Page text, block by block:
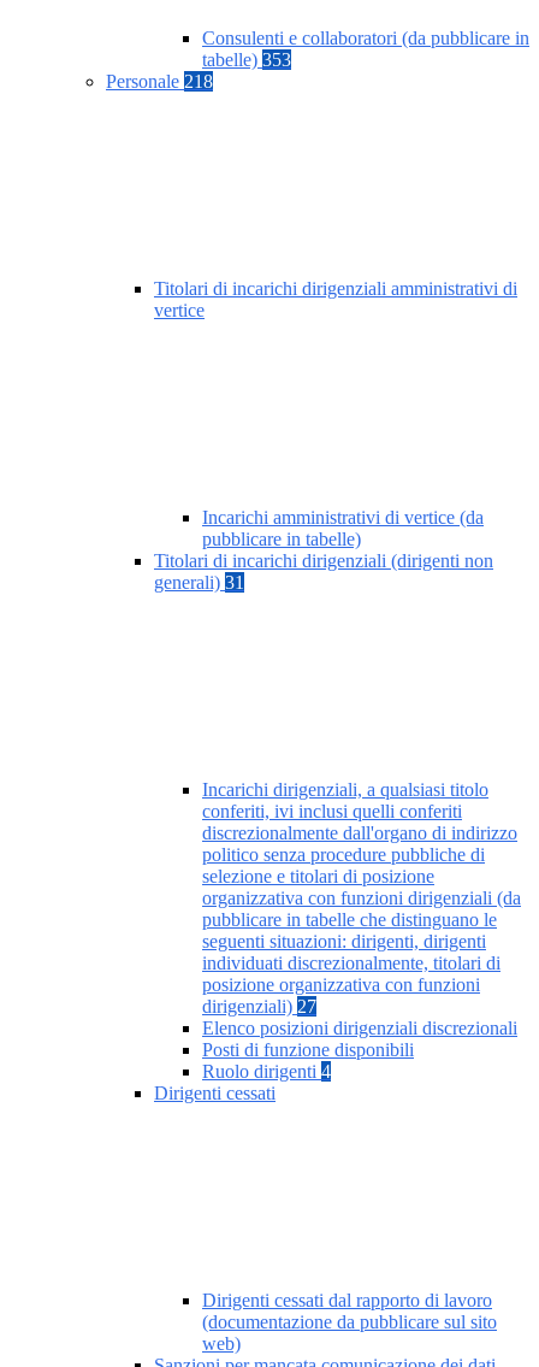
Consulenti e collaboratori (da pubblicare in
tabelle) 353
Personale 218
Titolari di incarichi dirigenziali amministrativi di
vertice
Incarichi amministrativi di vertice (da
pubblicare in tabelle)
Titolari di incarichi dirigenziali (dirigenti non
generali) 31
Incarichi dirigenziali, a qualsiasi titolo
conferiti, ivi inclusi quelli conferiti
discrezionalmente dall'organo di indirizzo
politico senza procedure pubbliche di
selezione e titolari di posizione
organizzativa con funzioni dirigenziali (da
pubblicare in tabelle che distinguano le
seguenti situazioni: dirigenti, dirigenti
individuati discrezionalmente, titolari di
posizione organizzativa con funzioni
dirigenziali) 27
Elenco posizioni dirigenziali discrezionali
Posti di funzione disponibili
Ruolo dirigenti 4
Dirigenti cessati
Dirigenti cessati dal rapporto di lavoro
(documentazione da pubblicare sul sito
web)